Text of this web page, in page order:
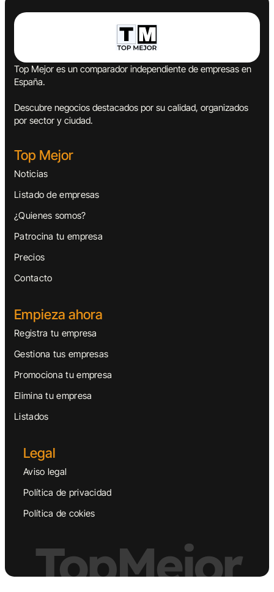
Top Mejor es un comparador independiente de empresas en
España.
Descubre negocios destacados por su calidad, organizados
por sector y ciudad.
Top Mejor
Noticias
Listado de empresas
¿Quienes somos?
Patrocina tu empresa
Precios
Contacto
Empieza ahora
Registra tu empresa
Gestiona tus empresas
Promociona tu empresa
Elimina tu empresa
Listados
Legal
Aviso legal
Política de privacidad
Política de cokies
TopMejor